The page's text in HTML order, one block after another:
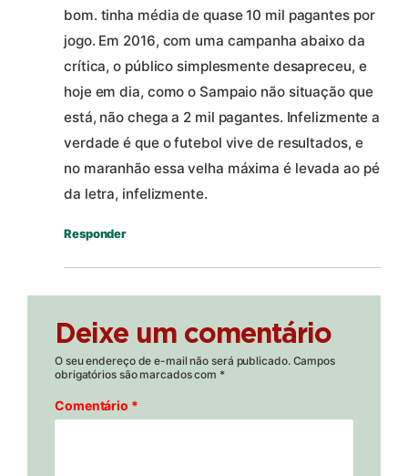
bom. tinha média de quase 10 mil pagantes por
jogo. Em 2016, com uma campanha abaixo da
crítica, o público simplesmente desapreceu, e
hoje em dia, como o Sampaio não situação que
está, não chega a 2 mil pagantes. Infelizmente a
verdade é que o futebol vive de resultados, e
no maranhão essa velha máxima é levada ao pé
da letra, infelizmente.
Responder
Deixe um comentário
O seu endereço de e-mail não será publicado. Campos
obrigatórios são marcados com *
Comentário *